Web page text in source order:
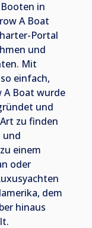
in
A Boat
Portal
und
Mit
einfach,
A Boat wurde
und
zu finden
und
einem
oder
dem
hinaus